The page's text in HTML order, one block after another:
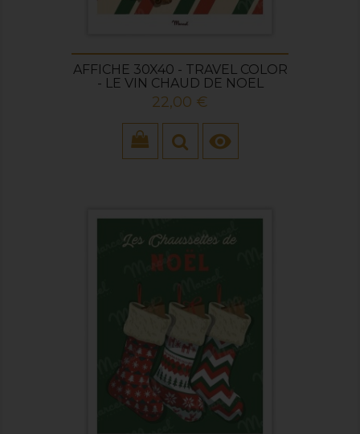
AFFICHE 30X40 - TRAVEL COLOR
- LE VIN CHAUD DE NOEL
Prix
22,00 €
